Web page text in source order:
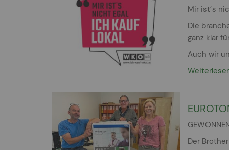
Mir ist´s
Die
ganz klar
Auch wir
Der